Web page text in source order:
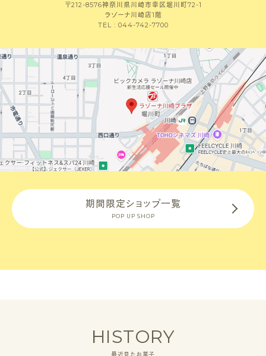
〒212-8576神奈川県川崎市幸区堀川町72-1
ラゾーナ川崎店1階
TEL : 044-742-7700
期間限定ショップ一覧
POP UP SHOP
HISTORY